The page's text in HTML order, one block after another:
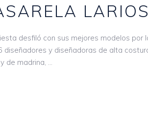
desfiló con sus mejores modelos por
y diseñadoras de alta
de madrina,